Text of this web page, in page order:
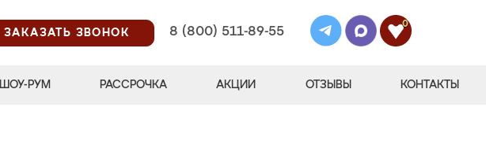
ЗАКАЗАТЬ ЗВОНОК
8 (800) 511-89-55
0
ШОУ-РУМ РАССРОЧКА АКЦИИ ОТЗЫВЫ КОНТАКТЫ